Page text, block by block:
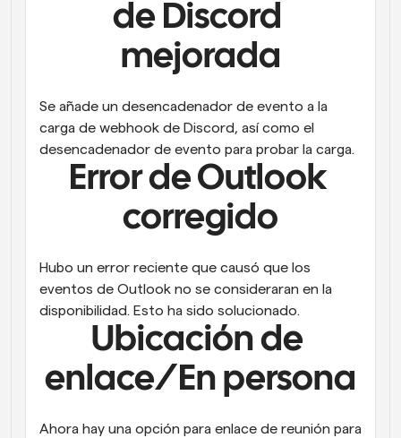
de Discord
mejorada
Se añade un desencadenador de evento a la
carga de webhook de Discord, así como el
desencadenador de evento para probar la carga.
Error de Outlook
corregido
Hubo un error reciente que causó que los
eventos de Outlook no se consideraran en la
disponibilidad. Esto ha sido solucionado.
Ubicación de
enlace/En persona
Ahora hay una opción para enlace de reunión para